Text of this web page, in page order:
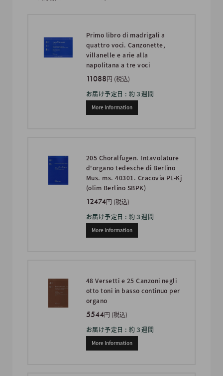
Primo libro di madrigali a
quattro voci. Canzonette,
villanelle e arie alla
napolitana a tre voci
11088円 (税込)
お届け予定日 : 約３週間
More Information
205 Choralfugen. Intavolature
d'organo tedesche di Berlino
Mus. ms. 40301. Cracovia PL-Kj
(olim Berlino SBPK)
12474円 (税込)
お届け予定日 : 約３週間
More Information
48 Versetti e 25 Canzoni negli
otto toni in basso continuo per
organo
5544円 (税込)
お届け予定日 : 約３週間
More Information